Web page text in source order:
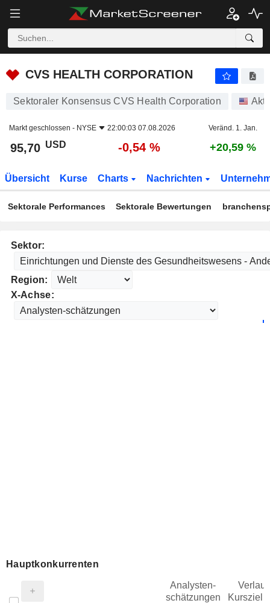
CVS HEALTH CORPORATION -0,54 %
CVS HEALTH CORPORATION
Sektoraler Konsensus CVS Health Corporation
Markt geschlossen - NYSE 22:00:03 07.08.2026 Veränd. 1. Jan.
95,70 USD -0,54 % +20,59 %
Übersicht Kurse Charts Nachrichten
Sektorale Performances Sektorale Bewertungen
Sektor:
Region:
X-Achse:
Hauptkonkurrenten
Analysten-
schätzungen
Verlauf
Kursziel